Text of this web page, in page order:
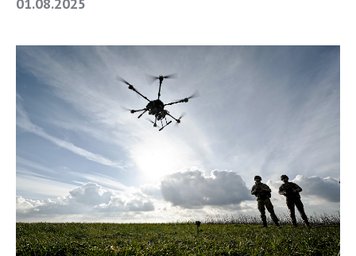
СТРУКТУРА
Президія НАН України
Апарат Президії
Секція фізико-технічних і математичних
Секція хімічних і біологічних наук
Секція суспільних і гуманітарних наук
Установи при Президії
Ради, комітети та комісії